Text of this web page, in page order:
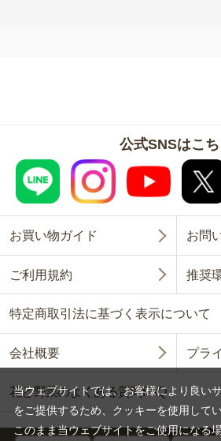
公式SNSはこち
お買い物ガイド お問
ご利用規約 推奨
特定商取引法に基づく表示について
会社概要 プラ
花と野菜のよくある質問FAQ
当ウェブサイトでは、お客様により良い
をご提供するため、クッキーを使用してい
このまま当ウェブサイトをご使用になる